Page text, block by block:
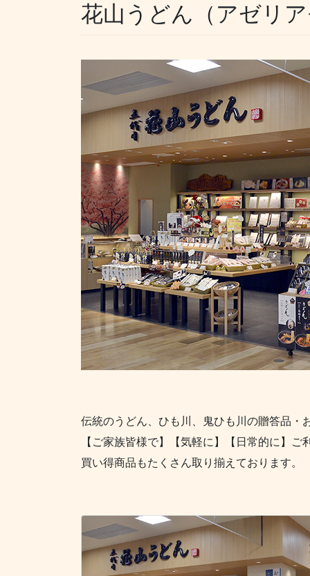
花山うどん（アゼリ
伝統のうどん、ひも川、鬼ひも川の贈答品・
【ご家族皆様で】【気軽に】【日常的に】
買い得商品もたくさん取り揃えております。